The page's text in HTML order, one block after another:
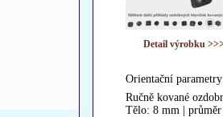
Detail výrobku
Orientační
Ručně kované
Tělo: 8 mm |